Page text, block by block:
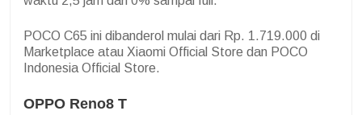
POCO C65 ini dibanderol mulai dari Rp. 1.719.000 di
Marketplace atau Xiaomi Official Store dan POCO
Indonesia Official Store.
OPPO Reno8 T